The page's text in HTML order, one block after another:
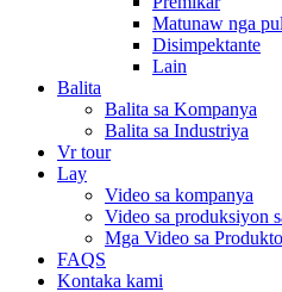
Matunaw nga
Disimpektante
Lain
Balita
Balita sa Kompanya
Balita sa Industriya
Vr tour
Lay
Video sa kompanya
Video sa produksiyon
Mga Video sa Produkto
FAQS
Kontaka kami